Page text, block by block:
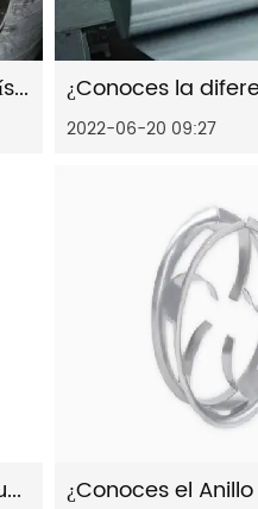
¿Conoces las propiedades físicas del fleje de acero inoxidable a baja temperatura?
2022-06-20 09:27
¿Conoce tres razones para usar un fabricante de relleno estructural de metal al por mayor?